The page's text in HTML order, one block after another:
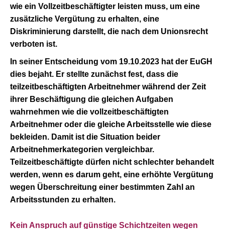
wie ein Vollzeitbeschäftigter leisten muss, um eine
zusätzliche Vergütung zu erhalten, eine
Diskriminierung darstellt, die nach dem Unionsrecht
verboten ist.
In seiner Entscheidung vom 19.10.2023 hat der EuGH
dies bejaht. Er stellte zunächst fest, dass die
teilzeitbeschäftigten Arbeitnehmer während der Zeit
ihrer Beschäftigung die gleichen Aufgaben
wahrnehmen wie die vollzeitbeschäftigten
Arbeitnehmer oder die gleiche Arbeitsstelle wie diese
bekleiden. Damit ist die Situation beider
Arbeitnehmerkategorien vergleichbar.
Teilzeitbeschäftigte dürfen nicht schlechter behandelt
werden, wenn es darum geht, eine erhöhte Vergütung
wegen Überschreitung einer bestimmten Zahl an
Arbeitsstunden zu erhalten.
Kein Anspruch auf günstige Schichtzeiten wegen